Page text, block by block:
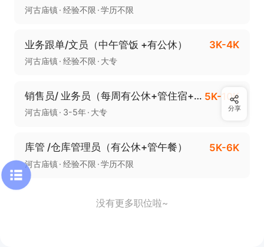
河古庙镇 经验不限 学历不限
业务跟单/文员（中午管饭 +有公休） 3K-4K
河古庙镇 经验不限 大专
销售员/ 业务员（每周有公休+管住宿+工作5小时） 5K-10K
河古庙镇 3-5年 大专
库管 /仓库管理员（有公休+管午餐） 5K-6K
河古庙镇 经验不限 学历不限
没有更多职位啦~
分享